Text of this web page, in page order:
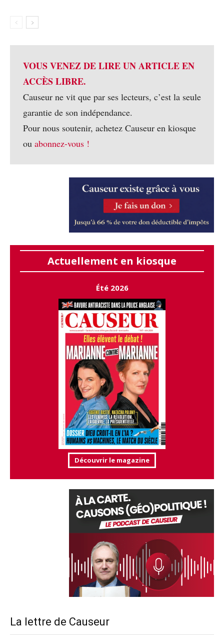
VOUS VENEZ DE LIRE UN ARTICLE EN
ACCÈS LIBRE.
Causeur ne vit que par ses lecteurs, c’est la seule
garantie de son indépendance.
Pour nous soutenir, achetez Causeur en kiosque
ou abonnez-vous !
Actuellement en kiosque
Été 2026
Découvrir le magazine
La lettre de Causeur